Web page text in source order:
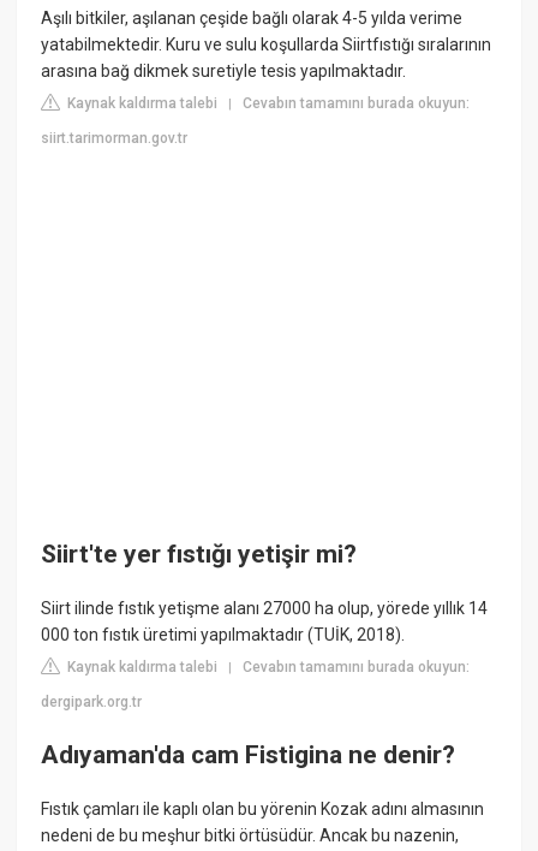
Aşılı bitkiler, aşılanan çeşide bağlı olarak 4-5 yılda verime
yatabilmektedir. Kuru ve sulu koşullarda Siirtfıstığı sıralarının
arasına bağ dikmek suretiyle tesis yapılmaktadır.
Kaynak kaldırma talebi |Cevabın tamamını burada okuyun:
siirt.tarimorman.gov.tr
Siirt'te yer fıstığı yetişir mi?
Siirt ilinde fıstık yetişme alanı 27000 ha olup, yörede yıllık 14
000 ton fıstık üretimi yapılmaktadır (TUİK, 2018).
Kaynak kaldırma talebi |Cevabın tamamını burada okuyun:
dergipark.org.tr
Adıyaman'da cam Fistigina ne denir?
Fıstık çamları ile kaplı olan bu yörenin Kozak adını almasının
nedeni de bu meşhur bitki örtüsüdür. Ancak bu nazenin,